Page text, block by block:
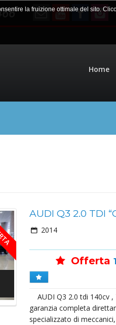
la fruizione ottimale del sito.
Home
AUDI Q3 2.0 TDI
2014
Offerta
AUDI Q3 2.0 tdi 140cv ,
garanzia completa
specializzato di